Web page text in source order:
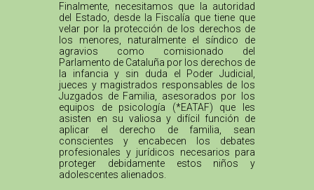
Finalmente, necesitamos que la autoridad
del Estado, desde la Fiscalía que tiene que
velar por la protección de los derechos de
los menores, naturalmente el síndico de
agravios como comisionado del
Parlamento de Cataluña por los derechos de
la infancia y sin duda el Poder Judicial,
jueces y magistrados responsables de los
Juzgados de Familia, asesorados por los
equipos de psicología (*EATAF) que les
asisten en su valiosa y difícil función de
aplicar el derecho de familia, sean
conscientes y encabecen los debates
profesionales y jurídicos necesarios para
proteger debidamente estos niños y
adolescentes alienados.